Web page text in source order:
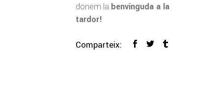
donem la benvinguda a la
tardor!
Comparteix: